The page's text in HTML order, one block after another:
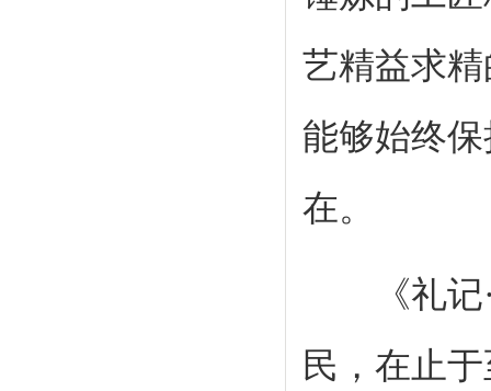
艺精益求
能够始终
在。
《礼记·
民，在止